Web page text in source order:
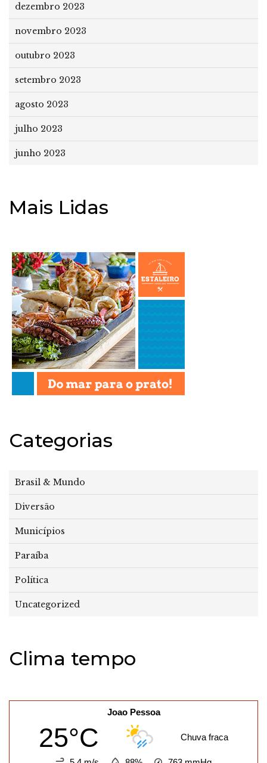
dezembro 2023
novembro 2023
outubro 2023
setembro 2023
agosto 2023
julho 2023
junho 2023
Mais Lidas
Categorias
Brasil & Mundo
Diversão
Municípios
Paraíba
Política
Uncategorized
Clima tempo
Joao Pessoa
25°C Chuva fraca